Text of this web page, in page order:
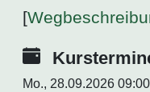
[
Mo., 28.09.2026